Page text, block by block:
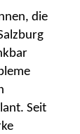
die
Seit